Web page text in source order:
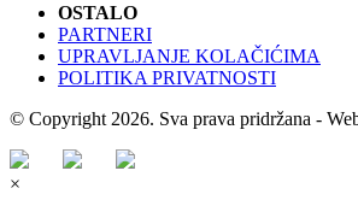
OSTALO
PARTNERI
UPRAVLJANJE KOLAČIĆIMA
POLITIKA PRIVATNOSTI
© Copyright 2026. Sva prava pridržana -
×